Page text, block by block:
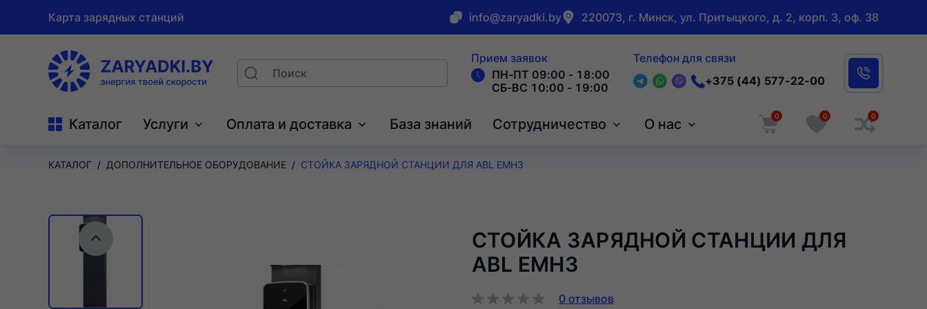
Карта зарядных станций info@zaryadki.by 220073, г. Минск, ул. Притыцкого, д. 2, корп. 3, оф. 38
На
главную
ПоискSearch
Прием заявок
ПН-ПТ 09:00 - 18:00
СБ-ВС 10:00 - 19:00
Телефон для связи
+375 (44) 577-22-00
Каталог Услуги Оплата и доставка База знаний Сотрудничество О нас 0 0 0
КАТАЛОГ ДОПОЛНИТЕЛЬНОЕ ОБОРУДОВАНИЕ СТОЙКА ЗАРЯДНОЙ СТАНЦИИ ДЛЯ ABL EMH3
СТОЙКА ЗАРЯДНОЙ СТАНЦИИ ДЛЯ
ABL EMH3
0отзывов
Предыдущий слайд